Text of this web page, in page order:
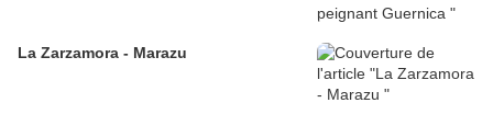
La Zarzamora - Marazu